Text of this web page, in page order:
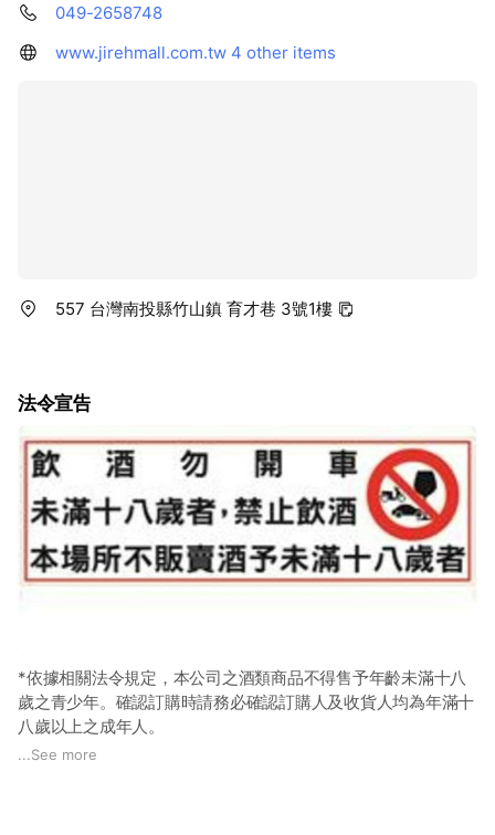
049-2658748
www.jirehmall.com.tw 4 other items
557 台灣南投縣竹山鎮 育才巷 3號1樓
法令宣告
*依據相關法令規定，本公司之酒類商品不得售予年齡未滿十八
歲之青少年。確認訂購時請務必確認訂購人及收貨人均為年滿十
八歲以上之成年人。
...See more